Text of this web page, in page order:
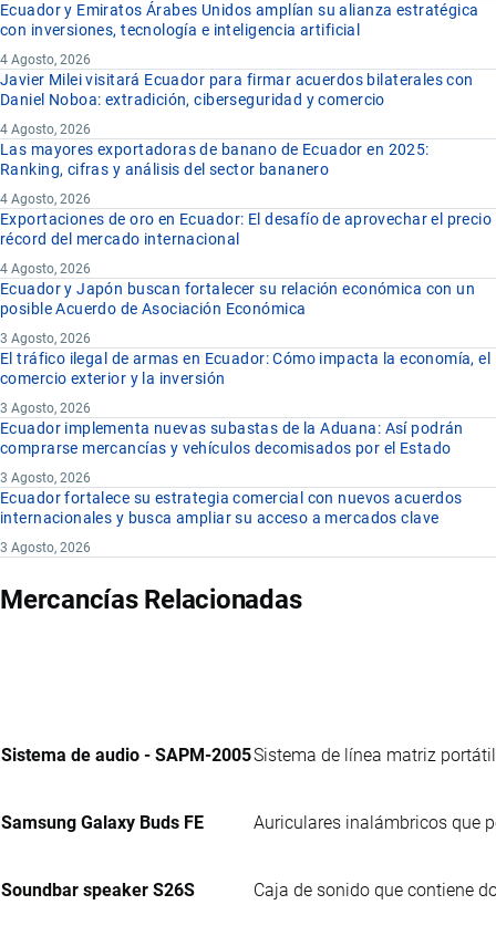
Ecuador y Emiratos Árabes Unidos amplían su alianza estratégica
con inversiones, tecnología e inteligencia artificial
4 Agosto, 2026
Javier Milei visitará Ecuador para firmar acuerdos bilaterales con
Daniel Noboa: extradición, ciberseguridad y comercio
4 Agosto, 2026
Las mayores exportadoras de banano de Ecuador en 2025:
Ranking, cifras y análisis del sector bananero
4 Agosto, 2026
Exportaciones de oro en Ecuador: El desafío de aprovechar el precio
récord del mercado internacional
4 Agosto, 2026
Ecuador y Japón buscan fortalecer su relación económica con un
posible Acuerdo de Asociación Económica
3 Agosto, 2026
El tráfico ilegal de armas en Ecuador: Cómo impacta la economía, el
comercio exterior y la inversión
3 Agosto, 2026
Ecuador implementa nuevas subastas de la Aduana: Así podrán
comprarse mercancías y vehículos decomisados por el Estado
3 Agosto, 2026
Ecuador fortalece su estrategia comercial con nuevos acuerdos
internacionales y busca ampliar su acceso a mercados clave
3 Agosto, 2026
Mercancías Relacionadas
Sistema de audio - SAPM-2005Sistema de línea matriz
Samsung Galaxy Buds FE Auriculares inalámbricos que
Soundbar speaker S26S Caja de sonido que contiene